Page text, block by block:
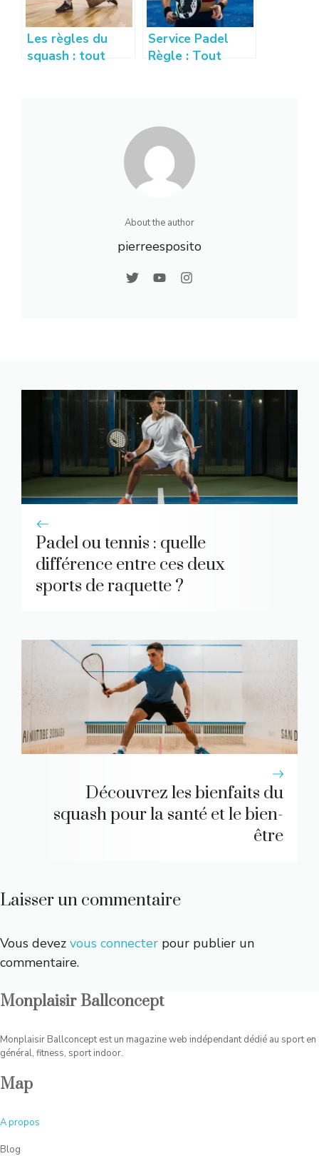
Les règles du
squash : tout
Service Padel
Règle : Tout
About the author
pierreesposito
Padel ou tennis : quelle
différence entre ces deux
sports de raquette ?
Découvrez les bienfaits du
squash pour la santé et le bien-
être
Laisser un commentaire
Vous devez vous connecter pour publier un
commentaire.
Monplaisir Ballconcept
Monplaisir Ballconcept est un magazine web indépendant dédié au sport en
général, fitness, sport indoor.
Map
Apropos
Blog